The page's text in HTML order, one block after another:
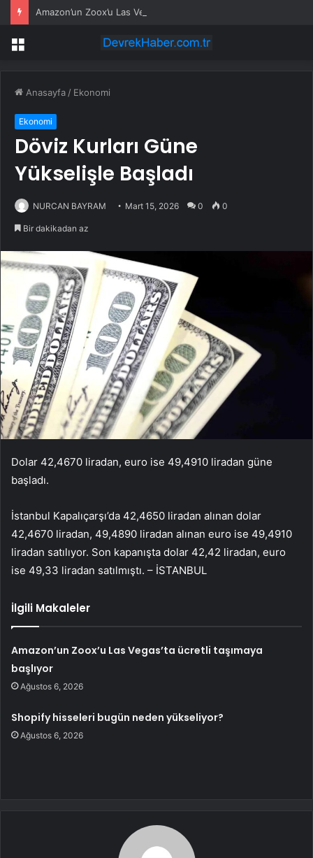
Amazon’un Zoox’u Las Vegas’ta ücretli taşımaya başlıyor
Menü
Anasayfa / Ekonomi
Ekonomi
Döviz Kurları Güne
Yükselişle Başladı
NURCAN BAYRAM Mart 15, 2026 0 0
Bir dakikadan az
Dolar 42,4670 liradan, euro ise 49,4910 liradan güne
başladı.
İstanbul Kapalıçarşı’da 42,4650 liradan alınan dolar
42,4670 liradan, 49,4890 liradan alınan euro ise 49,4910
liradan satılıyor. Son kapanışta dolar 42,42 liradan, euro
ise 49,33 liradan satılmıştı. – İSTANBUL
İlgili Makaleler
Amazon’un Zoox’u Las Vegas’ta ücretli taşımaya
başlıyor
Ağustos 6, 2026
Shopify hisseleri bugün neden yükseliyor?
Ağustos 6, 2026